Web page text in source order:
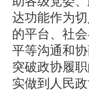
达功能作为
的平台、社
平等沟通和
突破政协履
实做到人民